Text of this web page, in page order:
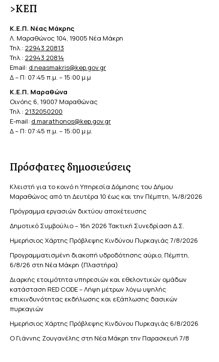
>ΚΕΠ
Κ.Ε.Π. Νέας Μάκρης
Λ. Μαραθώνος 104, 19005 Νέα Μάκρη
Τηλ.: 22943 20813
Τηλ.: 22943 20814
Email: d.neasmakris@kep.gov.gr
Δ – Π: 07:45 π.μ. – 15:00 μ.μ
Κ.Ε.Π. Μαραθώνα
Οινόης 6, 19007 Μαραθώνας
Τηλ.: 2132050200
E-mail: d.marathonos@kep.gov.gr
Δ – Π: 07:45 π.μ. – 15:00 μ.μ.
Πρόσφατες δημοσιεύσεις
Κλειστή για το κοινό η Υπηρεσία Δόμησης του Δήμου
Μαραθώνος από τη Δευτέρα 10 έως και την Πέμπτη, 14/8/2026
Πρόγραμμα εργασιών δικτύου αποχέτευσης
Δημοτικό Συμβούλιο – 16η 2026 Τακτική Συνεδρίαση Δ.Σ.
Ημερήσιος Χάρτης Πρόβλεψης Κινδύνου Πυρκαγιάς 7/8/2026
Προγραμματισμένη διακοπή υδροδότησης αύριο, Πέμπτη,
6/8/26 στη Νέα Μάκρη (Πλαστήρα)
Διαρκής ετοιμότητα υπηρεσιών και εθελοντικών ομάδων
κατάσταση RED CODE – Λήψη μέτρων λόγω υψηλής
επικινδυνότητας εκδήλωσης και εξάπλωσης δασικών
πυρκαγιών
Ημερήσιος Χάρτης Πρόβλεψης Κινδύνου Πυρκαγιάς 6/8/2026
Ο Γιάννης Ζουγανέλης στη Νέα Μάκρη την Παρασκευή 7/8